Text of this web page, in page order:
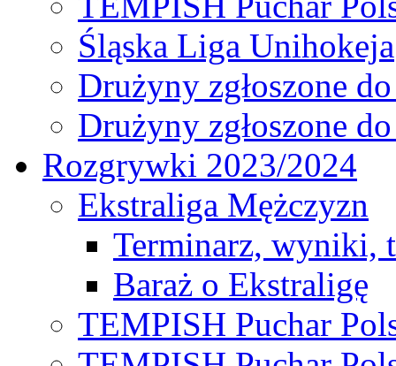
Śląska Liga Unihokeja
Drużyny zgłoszone
Drużyny zgłoszone
Rozgrywki 2023/2024
Ekstraliga Mężczyzn
Terminarz, wyniki,
Baraż o Ekstraligę
TEMPISH Puchar